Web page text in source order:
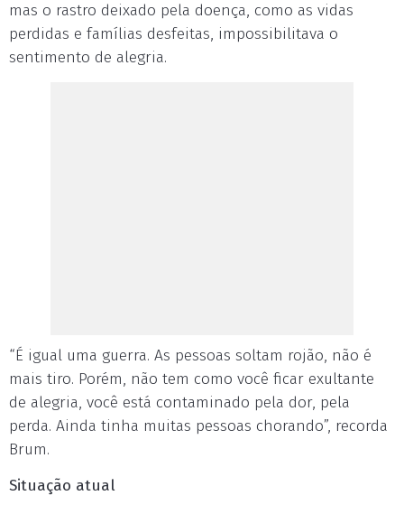
mas o rastro deixado pela doença, como as vidas
perdidas e famílias desfeitas, impossibilitava o
sentimento de alegria.
“É igual uma guerra. As pessoas soltam rojão, não é
mais tiro. Porém, não tem como você ficar exultante
de alegria, você está contaminado pela dor, pela
perda. Ainda tinha muitas pessoas chorando”, recorda
Brum.
Situação atual